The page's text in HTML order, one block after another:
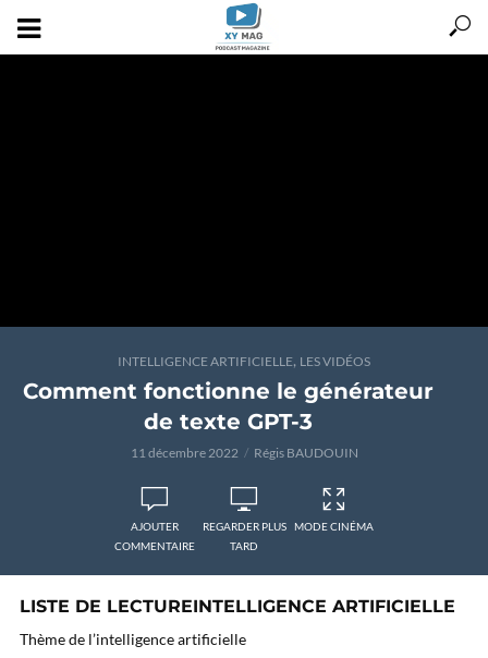
INTELLIGENCE ARTIFICIELLE, LES VIDÉOS
Comment fonctionne le générateur
de texte GPT-3
11 décembre 2022 Régis BAUDOUIN
AJOUTER
COMMENTAIRE
REGARDER PLUS
TARD
MODE CINÉMA
LISTE DE LECTUREINTELLIGENCE ARTIFICIELLE
Thème de l’intelligence artificielle